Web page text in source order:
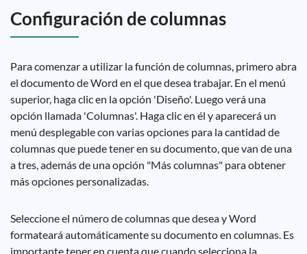
Configuración de columnas
Para comenzar a utilizar la función de columnas, primero abra
el documento de Word en el que desea trabajar. En el menú
superior, haga clic en la opción 'Diseño'. Luego verá una
opción llamada 'Columnas'. Haga clic en él y aparecerá un
menú desplegable con varias opciones para la cantidad de
columnas que puede tener en su documento, que van de una
a tres, además de una opción "Más columnas" para obtener
más opciones personalizadas.
Seleccione el número de columnas que desea y Word
formateará automáticamente su documento en columnas. Es
importante tener en cuenta que cuando selecciona la